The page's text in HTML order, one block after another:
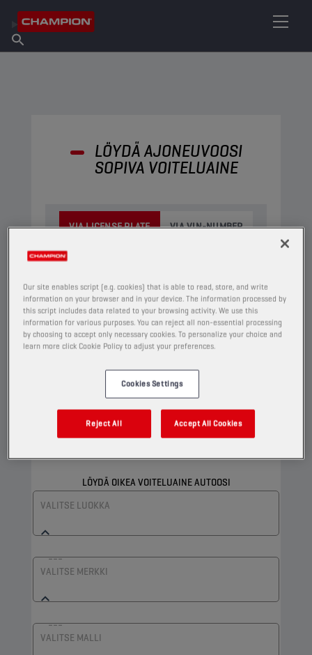
Tietoa Championista
Etsi myyntipiste
LÖYDÄ AJONEUVOOSI
SOPIVA VOITELUAINE​
VIA LICENSE PLATE VIA VIN-NUMBER
AJONEUVOTYYPIN AVULLA LAAJA HAKU
Esim.: BMW 520d
LÖYDÄ OIKEA VOITELUAINE AUTOOSI
VALITSE LUOKKA
VALITSE MERKKI
VALITSE MALLI
Our site enables script (e.g. cookies) that is able to read, store, and write
information on your browser and in your device. The information processed by
this script includes data related to your browsing activity. We use this
information for various purposes. You can reject all non-essential processing
by choosing to accept only necessary cookies. To personalize your choice and
learn more click Cookie Policy to adjust your preferences.
Cookies Settings
Reject All Accept All Cookies